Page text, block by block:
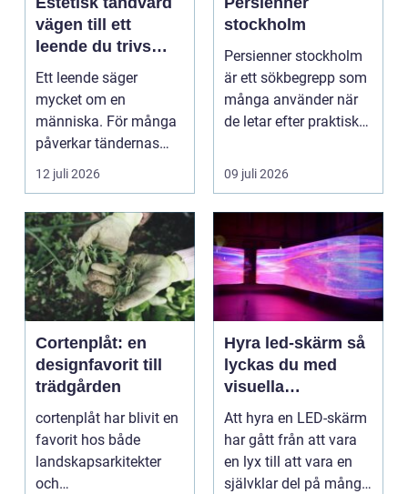
vägen till ett
leende du trivs
med
Ett leende säger
mycket om en
människa. För många
påverkar tändernas
utseende både
självförtroendet ...
12 juli 2026
stockholm
Persienner stockholm
är ett sökbegrepp som
många använder när
de letar efter praktiska
09 juli 2026
Cortenplåt: en
designfavorit till
trädgården
cortenplåt har blivit en
favorit hos både
landskapsarkitekter
och
Hyra led-skärm så
lyckas du med
visuella
upplevelser på
event
Att hyra en LED-skärm
har gått från att vara
en lyx till att vara en
självklar del på många